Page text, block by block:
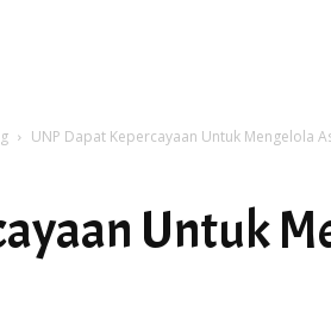
Time
UNP Dapat Kepercayaan Untuk Mengelola
Untuk